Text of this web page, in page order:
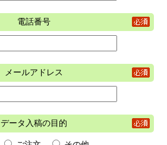
電話番号
メールアドレス
データ入稿の目的